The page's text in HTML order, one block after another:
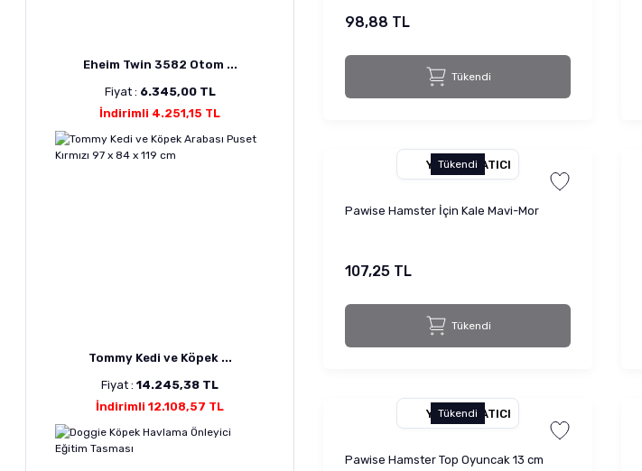
Eheim Twin 3582 Otom ...
Fiyat : 6.345,00 TL
İndirimli 4.251,15 TL
Tommy Kedi ve Köpek ...
Fiyat : 14.245,38 TL
İndirimli 12.108,57 TL
98,88 TL
Tükendi
Tükendi
YETKILI SATICI
Pawise Hamster İçin Kale Mavi-Mor
107,25 TL
Tükendi
Tükendi
YETKILI SATICI
Pawise Hamster Top Oyuncak 13 cm